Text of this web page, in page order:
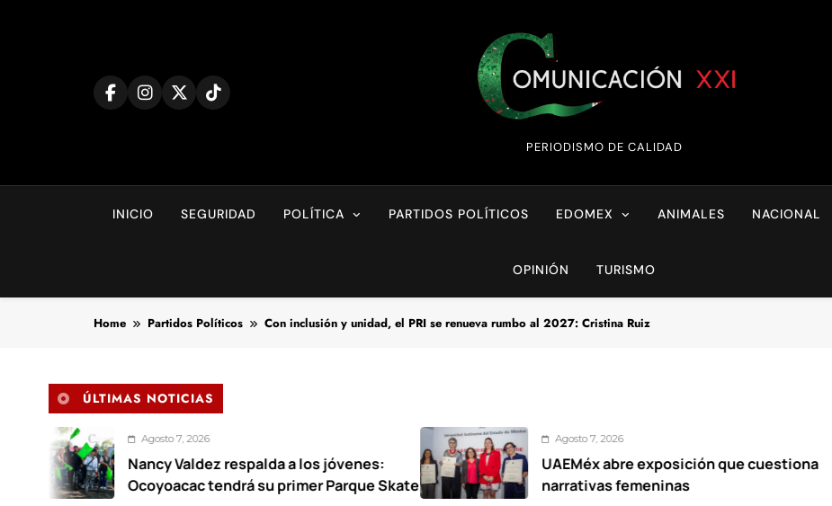
Comunicación XXI
PERIODISMO DE CALIDAD
INICIO SEGURIDAD POLÍTICA PARTIDOS POLÍTICOS EDOMEX ANIMALES NACIONAL
OPINIÓN TURISMO
Home Partidos Políticos Con inclusión y unidad, el PRI se renueva rumbo al 2027: Cristina Ruiz
ÚLTIMAS NOTICIAS
Agosto 7, 2026
Nancy Valdez respalda a los jóvenes:
Ocoyoacac tendrá su primer Parque Skate
Agosto 7, 2026
UAEMéx abre exposición que cuestiona
narrativas femeninas